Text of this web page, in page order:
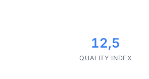
12,5
QUALITY INDEX